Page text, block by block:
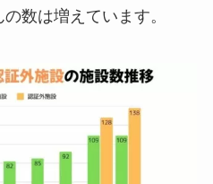
数は増えています。